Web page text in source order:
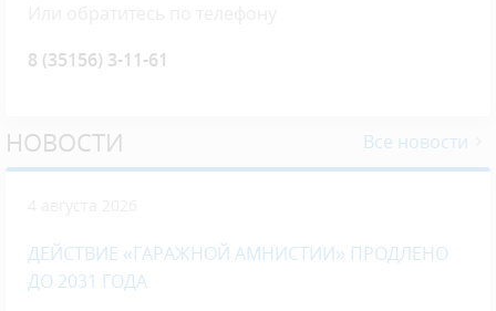
8 (35156) 3-11-61
НОВОСТИ Все новости
ДЕЙСТВИЕ «ГАРАЖНОЙ АМНИСТИИ» ПРОДЛЕНО
ДО 2031 ГОДА